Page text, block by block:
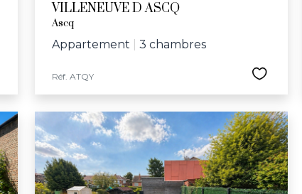
VILLENEUVE D ASCQ
Ascq
Appartement 3 chambres
Réf. ATQY